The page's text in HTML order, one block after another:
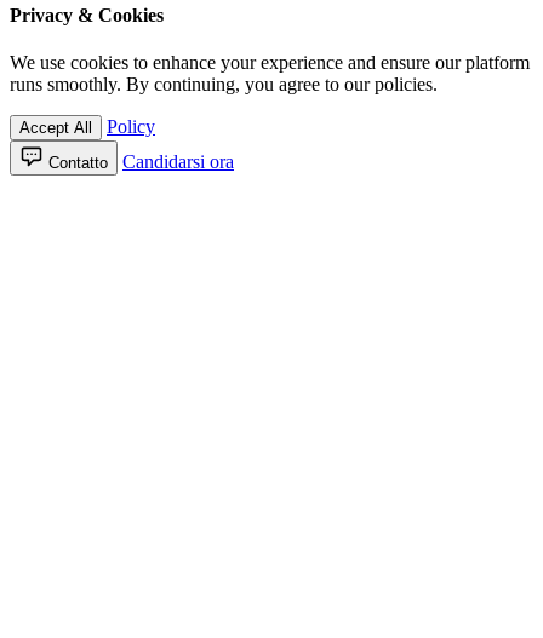
Privacy & Cookies
We use cookies to enhance your experience and ensure our platform
runs smoothly. By continuing, you agree to our policies.
Accept All Policy
Contatto Candidarsi ora